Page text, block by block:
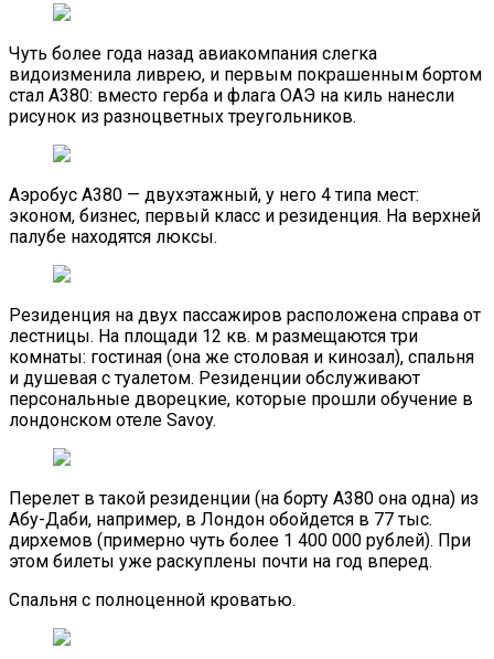
Чуть более года назад авиакомпания слегка
видоизменила ливрею, и первым покрашенным бортом
стал А380: вместо герба и флага ОАЭ на киль нанесли
рисунок из разноцветных треугольников.
Аэробус А380 — двухэтажный, у него 4 типа мест:
эконом, бизнес, первый класс и резиденция. На верхней
палубе находятся люксы.
Резиденция на двух пассажиров расположена справа от
лестницы. На площади 12 кв. м размещаются три
комнаты: гостиная (она же столовая и кинозал), спальня
и душевая с туалетом. Резиденции обслуживают
персональные дворецкие, которые прошли обучение в
лондонском отеле Savoy.
Перелет в такой резиденции (на борту А380 она одна) из
Абу-Даби, например, в Лондон обойдется в 77 тыс.
дирхемов (примерно чуть более 1 400 000 рублей). При
этом билеты уже раскуплены почти на год вперед.
Спальня с полноценной кроватью.